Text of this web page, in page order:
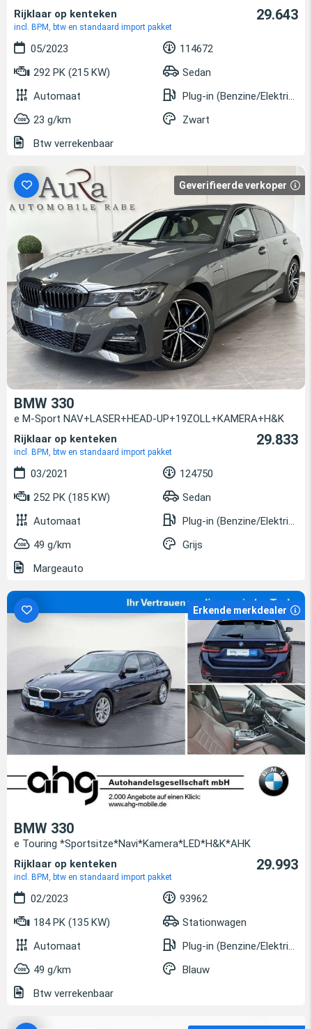
Rijklaar op kenteken
incl. BPM, btw en standaard import pakket
29.643
05/2023
114672
292 PK (215 KW)
Sedan
Automaat
Plug-in (Benzine/Elektrisch)
23 g/km
Zwart
Btw verrekenbaar
Geverifieerde verkoper
BMW 330
e M-Sport NAV+LASER+HEAD-UP+19ZOLL+KAMERA+H&K
Rijklaar op kenteken
incl. BPM, btw en standaard import pakket
29.833
03/2021
124750
252 PK (185 KW)
Sedan
Automaat
Plug-in (Benzine/Elektrisch)
49 g/km
Grijs
Margeauto
Erkende merkdealer
BMW 330
e Touring *Sportsitze*Navi*Kamera*LED*H&K*AHK
Rijklaar op kenteken
incl. BPM, btw en standaard import pakket
29.993
02/2023
93962
184 PK (135 KW)
Stationwagen
Automaat
Plug-in (Benzine/Elektrisch)
49 g/km
Blauw
Btw verrekenbaar